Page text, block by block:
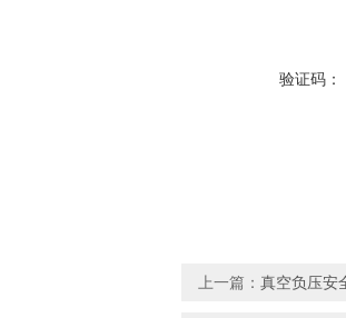
验证码：
上一篇： 真空负压安